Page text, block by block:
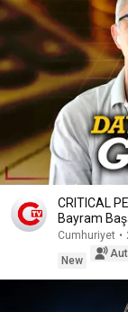
CRITICAL
Bayram
January
Cumhuriyet •
New